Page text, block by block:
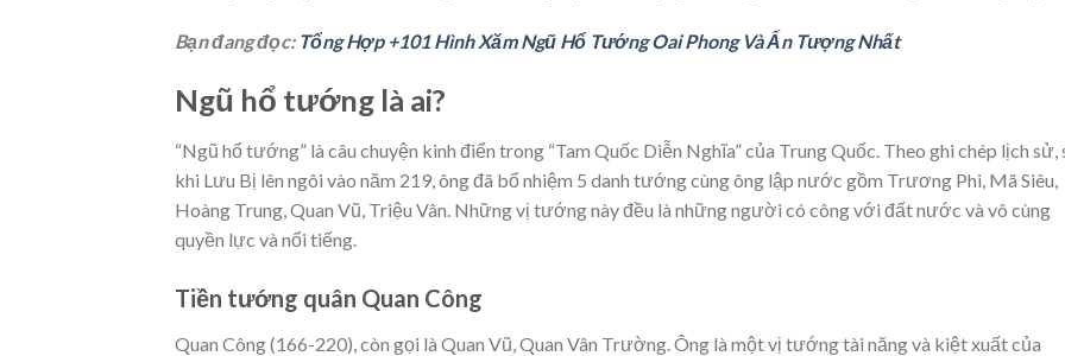
Bạn đang đọc: Tổng Hợp +101 Hình Xăm Ngũ Hổ Tướng Oai Phong Và Ấn Tượng Nhất
Ngũ hổ tướng là ai?
“Ngũ hổ tướng” là câu chuyện kinh điển trong “Tam Quốc Diễn Nghĩa” của Trung Quốc. Theo ghi chép lịch sử,
khi Lưu Bị lên ngôi vào năm 219, ông đã bổ nhiệm 5 danh tướng cùng ông lập nước gồm Trương Phi, Mã Siêu,
Hoàng Trung, Quan Vũ, Triệu Vân. Những vị tướng này đều là những người có công với đất nước và vô cùng
quyền lực và nổi tiếng.
Tiền tướng quân Quan Công
Quan Công (166-220), còn gọi là Quan Vũ, Quan Vân Trường. Ông là một vị tướng tài năng và kiệt xuất của